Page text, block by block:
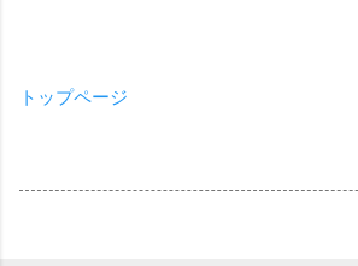
トップページ